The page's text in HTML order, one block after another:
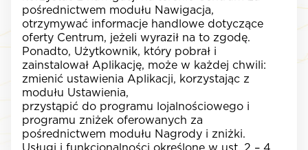
pośrednictwem modułu Nawigacja,
otrzymywać informacje handlowe dotyczące
oferty Centrum, jeżeli wyraził na to zgodę.
Ponadto, Użytkownik, który pobrał i
zainstalował Aplikację, może w każdej chwili:
zmienić ustawienia Aplikacji, korzystając z
modułu Ustawienia,
przystąpić do programu lojalnościowego i
programu zniżek oferowanych za
pośrednictwem modułu Nagrody i zniżki.